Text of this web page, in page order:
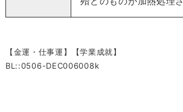
【金運・仕事運】【学業成就】
BL::0506-DEC006008k